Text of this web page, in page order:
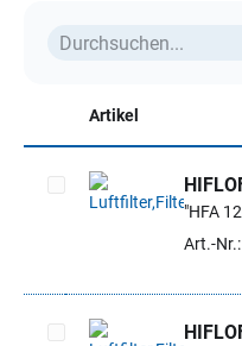
Artikel
Artikel auswählen
"HFA
Art.-